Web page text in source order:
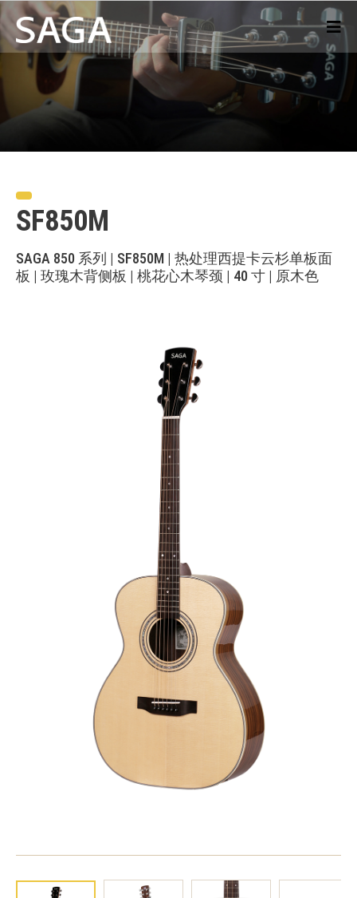
SF850M
SAGA 850 系列 | SF850M | 热处理西提卡云杉单板面
板 | 玫瑰木背侧板 | 桃花心木琴颈 | 40 寸 | 原木色